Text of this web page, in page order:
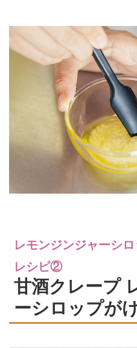
レモンジンジャーシ
レシピ②
甘酒クレープ
ーシロップが